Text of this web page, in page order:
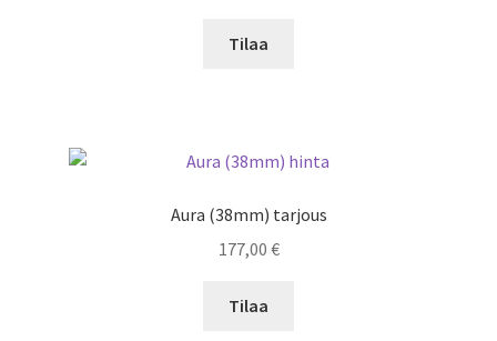
Tilaa
Aura (38mm) tarjous
177,00 €
Tilaa